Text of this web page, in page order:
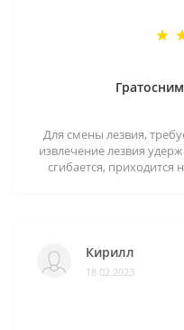
Для смены лезвия,
извлечение лезвия
сгибается, приходится
Кирилл
18.02.2023